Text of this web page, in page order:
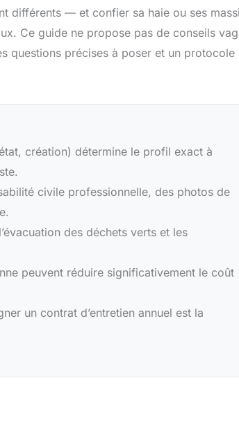
différents — et confier sa haie ou ses
Ce guide ne propose pas de conseils
questions précises à poser et un protocole
création) détermine le profil exact à
civile professionnelle, des photos de
des déchets verts et les
peuvent réduire significativement le coût
un contrat d’entretien annuel est la